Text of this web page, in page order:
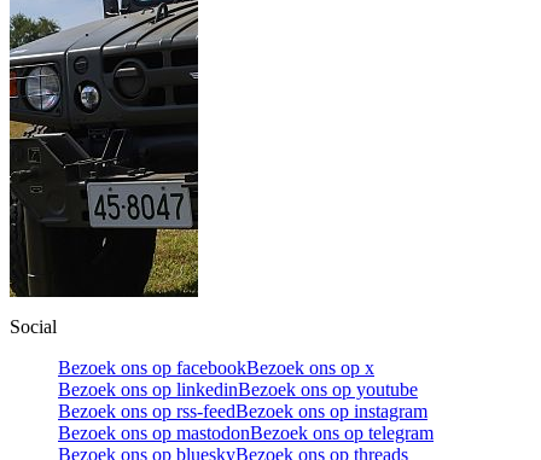
Social
Bezoek ons op facebookBezoek ons op x
Bezoek ons op linkedinBezoek ons op youtube
Bezoek ons op rss-feedBezoek ons op instagram
Bezoek ons op mastodonBezoek ons op telegram
Bezoek ons op blueskyBezoek ons op threads